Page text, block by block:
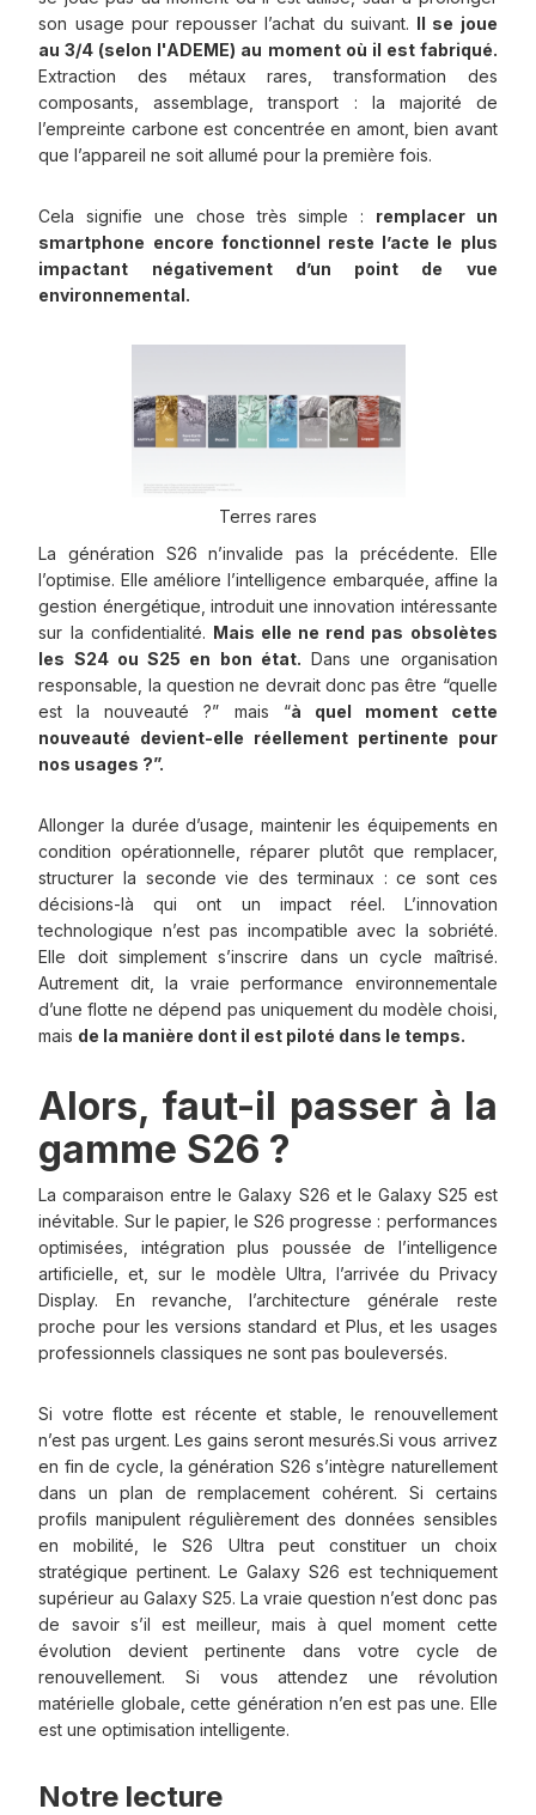
son usage pour repousser l’achat du suivant. Il se joue
au 3/4 (selon l'ADEME) au moment où il est fabriqué.
Extraction des métaux rares, transformation des
composants, assemblage, transport : la majorité de
l’empreinte carbone est concentrée en amont, bien avant
que l’appareil ne soit allumé pour la première fois.
Cela signifie une chose très simple : remplacer un
smartphone encore fonctionnel reste l’acte le plus
impactant négativement d’un point de vue
environnemental.
Terres rares
La génération S26 n’invalide pas la précédente. Elle
l’optimise. Elle améliore l’intelligence embarquée, affine la
gestion énergétique, introduit une innovation intéressante
sur la confidentialité. Mais elle ne rend pas obsolètes
les S24 ou S25 en bon état. Dans une organisation
responsable, la question ne devrait donc pas être “quelle
est la nouveauté ?” mais “à quel moment cette
nouveauté devient-elle réellement pertinente pour
nos usages ?”.
Allonger la durée d’usage, maintenir les équipements en
condition opérationnelle, réparer plutôt que remplacer,
structurer la seconde vie des terminaux : ce sont ces
décisions-là qui ont un impact réel. L’innovation
technologique n’est pas incompatible avec la sobriété.
Elle doit simplement s’inscrire dans un cycle maîtrisé.
Autrement dit, la vraie performance environnementale
d’une flotte ne dépend pas uniquement du modèle choisi,
mais de la manière dont il est piloté dans le temps.
Alors, faut-il passer à la
gamme S26 ?
La comparaison entre le Galaxy S26 et le Galaxy S25 est
inévitable. Sur le papier, le S26 progresse : performances
optimisées, intégration plus poussée de l’intelligence
artificielle, et, sur le modèle Ultra, l’arrivée du Privacy
Display. En revanche, l’architecture générale reste
proche pour les versions standard et Plus, et les usages
professionnels classiques ne sont pas bouleversés.
Si votre flotte est récente et stable, le renouvellement
n’est pas urgent. Les gains seront mesurés.Si vous arrivez
en fin de cycle, la génération S26 s’intègre naturellement
dans un plan de remplacement cohérent. Si certains
profils manipulent régulièrement des données sensibles
en mobilité, le S26 Ultra peut constituer un choix
stratégique pertinent. Le Galaxy S26 est techniquement
supérieur au Galaxy S25. La vraie question n’est donc pas
de savoir s’il est meilleur, mais à quel moment cette
évolution devient pertinente dans votre cycle de
renouvellement. Si vous attendez une révolution
matérielle globale, cette génération n’en est pas une. Elle
est une optimisation intelligente.
Notre lecture